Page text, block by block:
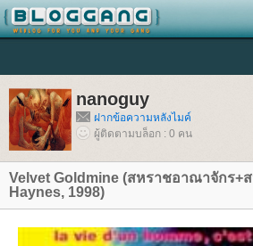
nanoguy
ฝากข้อความหลังไมค์
ผู้ติดตามบล็อก : 0 คน
Velvet Goldmine (สหราชอาณาจักร+ส
Haynes, 1998)